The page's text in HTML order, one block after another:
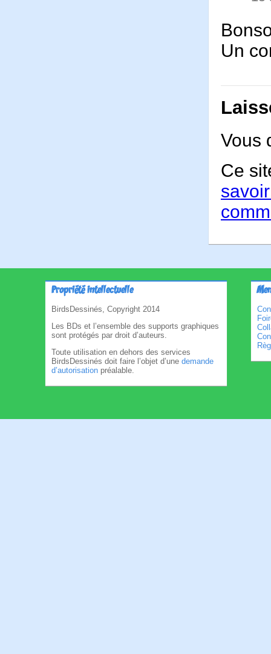
Un
Vous
Ce
Propriété intellectuelle
BirdsDessinés, Copyright 2014
Les BDs et l’ensemble des supports graphiques
sont protégés par droit d’auteurs.
Toute utilisation en dehors des services
BirdsDessinés doit faire l’objet d’une demande
d’autorisation préalable.